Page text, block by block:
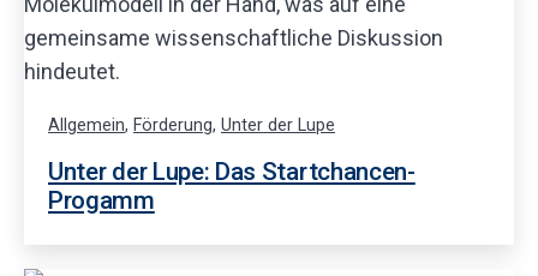
Allgemein, Förderung, Unter der Lupe
Unter der Lupe: Das Startchancen-
Progamm